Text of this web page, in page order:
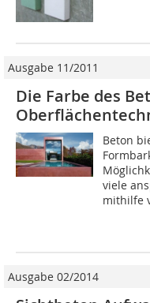
Ausgabe 11/2011
Die Farbe des
Beton
viele
mithilfe
Ausgabe 02/2014